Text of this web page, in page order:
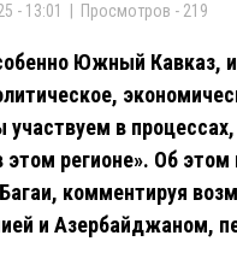
- 13:01 | Просмотров - 219
Южный Кавказ,
участвуем в
этом регионе». Об
комментируя
и Азербайджаном,